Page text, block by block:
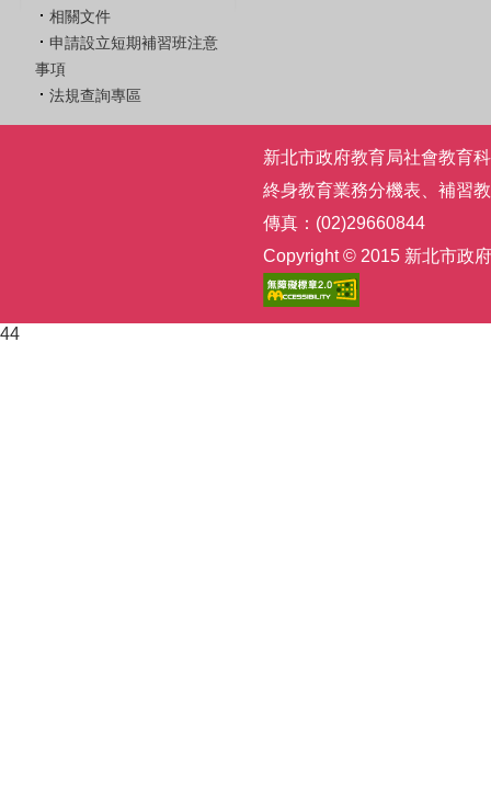
相關文件
申請設立短期補習班注意
事項
法規查詢專區
新北市政府教育局社會教育
終身教育業務分機表
補習
傳真：(02)29660844
Copyright © 2015 新北市政
44